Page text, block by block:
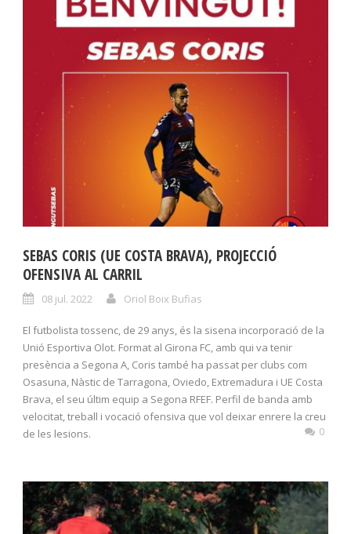
SEBAS CORIS (UE COSTA BRAVA), PROJECCIÓ
OFENSIVA AL CARRIL
08 jul. 2022 Oriol Boix Bufias
El futbolista tossenc, de 29 anys, és la sisena incorporació de la
Unió Esportiva Olot. Format al Girona FC, amb qui va tenir
presència a Segona A, Coris també ha passat per clubs com
Osasuna, Nàstic de Tarragona, Oviedo, Extremadura i UE Costa
Brava, el seu últim equip a Segona RFEF. Perfil de banda amb
velocitat, treball i vocació ofensiva que vol deixar enrere la creu
de les lesions.
0